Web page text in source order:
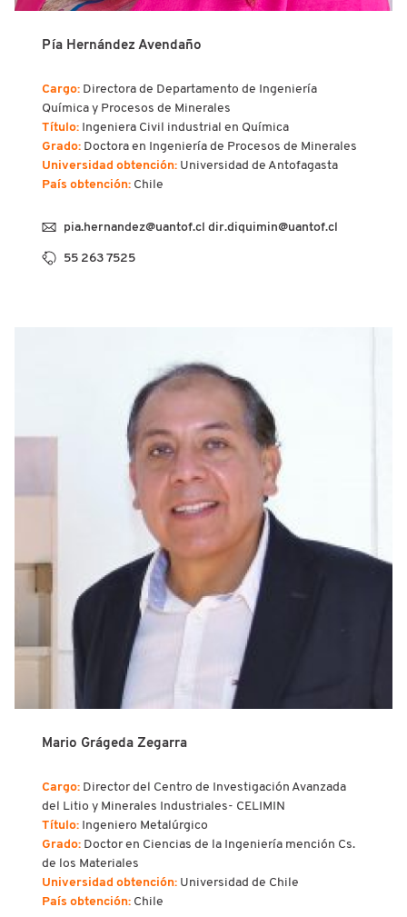
Pía Hernández Avendaño
Cargo: Directora de Departamento de Ingeniería
Química y Procesos de Minerales
Título: Ingeniera Civil industrial en Química
Grado: Doctora en Ingeniería de Procesos de Minerales
Universidad obtención: Universidad de Antofagasta
País obtención: Chile
pia.hernandez@uantof.cl dir.diquimin@uantof.cl
55 263 7525
Mario Grágeda Zegarra
Cargo: Director del Centro de Investigación Avanzada
del Litio y Minerales Industriales- CELIMIN
Título: Ingeniero Metalúrgico
Grado: Doctor en Ciencias de la Ingeniería mención Cs.
de los Materiales
Universidad obtención: Universidad de Chile
País obtención: Chile